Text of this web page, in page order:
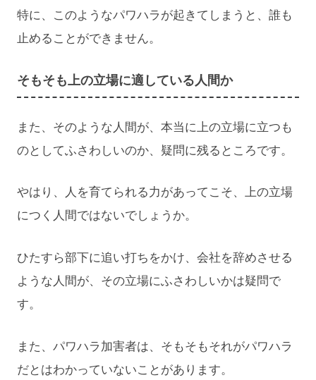
特に、このようなパワハラが起きてしまうと、誰も
止めることができません。
そもそも上の立場に適している人間か
また、そのような人間が、本当に上の立場に立つも
のとしてふさわしいのか、疑問に残るところです。
やはり、人を育てられる力があってこそ、上の立場
につく人間ではないでしょうか。
ひたすら部下に追い打ちをかけ、会社を辞めさせる
ような人間が、その立場にふさわしいかは疑問で
す。
また、パワハラ加害者は、そもそもそれがパワハラ
だとはわかっていないことがあります。